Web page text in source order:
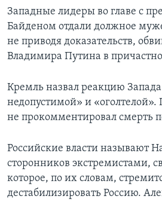
Западные лидеры во главе с
Байденом отдали должное
не приводя доказательств,
Владимира Путина в
Кремль назвал реакцию
недопустимой» и
не прокомментировал смерть
Российские власти называют
сторонников экстремистами,
которое, по их словам,
дестабилизировать Россию.